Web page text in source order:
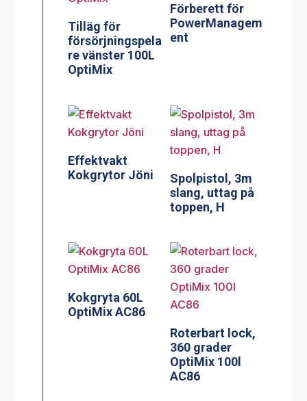
Tilläg för
försörjningspela
re vänster 100L
OptiMix
Förberett för
PowerManagem
ent
Effektvakt
Kokgrytor Jöni
Spolpistol, 3m
slang, uttag på
toppen, H
Kokgryta 60L
OptiMix AC86
Roterbart lock,
360 grader
OptiMix 100l
AC86